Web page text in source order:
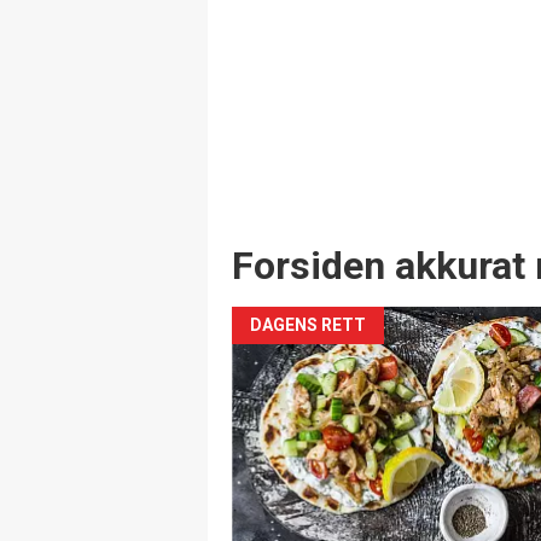
Forsiden akkurat
DAGENS RETT